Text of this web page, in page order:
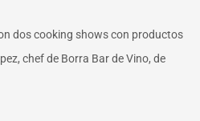
dos cooking shows con productos
chef de Borra Bar de Vino, de